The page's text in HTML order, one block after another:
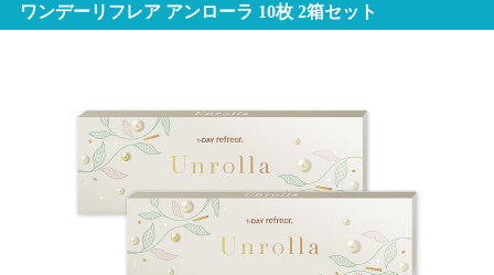
ワンデーリフレア アンローラ 10枚 2箱セット